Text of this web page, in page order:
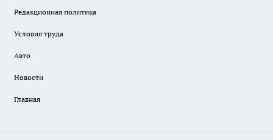
Редакционная политика
Условия труда
Авто
Новости
Главная